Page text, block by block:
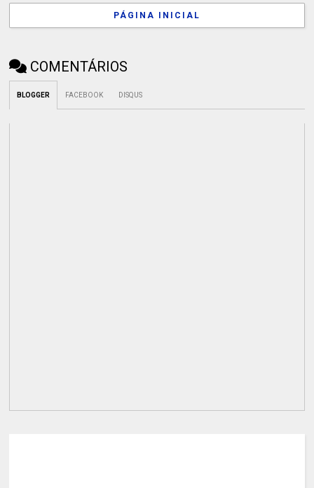
PÁGINA INICIAL
COMENTÁRIOS
BLOGGER FACEBOOK DISQUS